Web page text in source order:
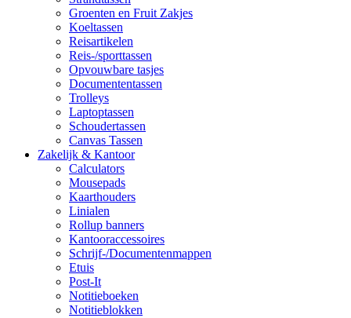
Groenten en Fruit Zakjes
Koeltassen
Reisartikelen
Reis-/sporttassen
Opvouwbare tasjes
Documententassen
Trolleys
Laptoptassen
Schoudertassen
Canvas Tassen
Zakelijk & Kantoor
Calculators
Mousepads
Kaarthouders
Linialen
Rollup banners
Kantooraccessoires
Schrijf-/Documentenmappen
Etuis
Post-It
Notitieboeken
Notitieblokken